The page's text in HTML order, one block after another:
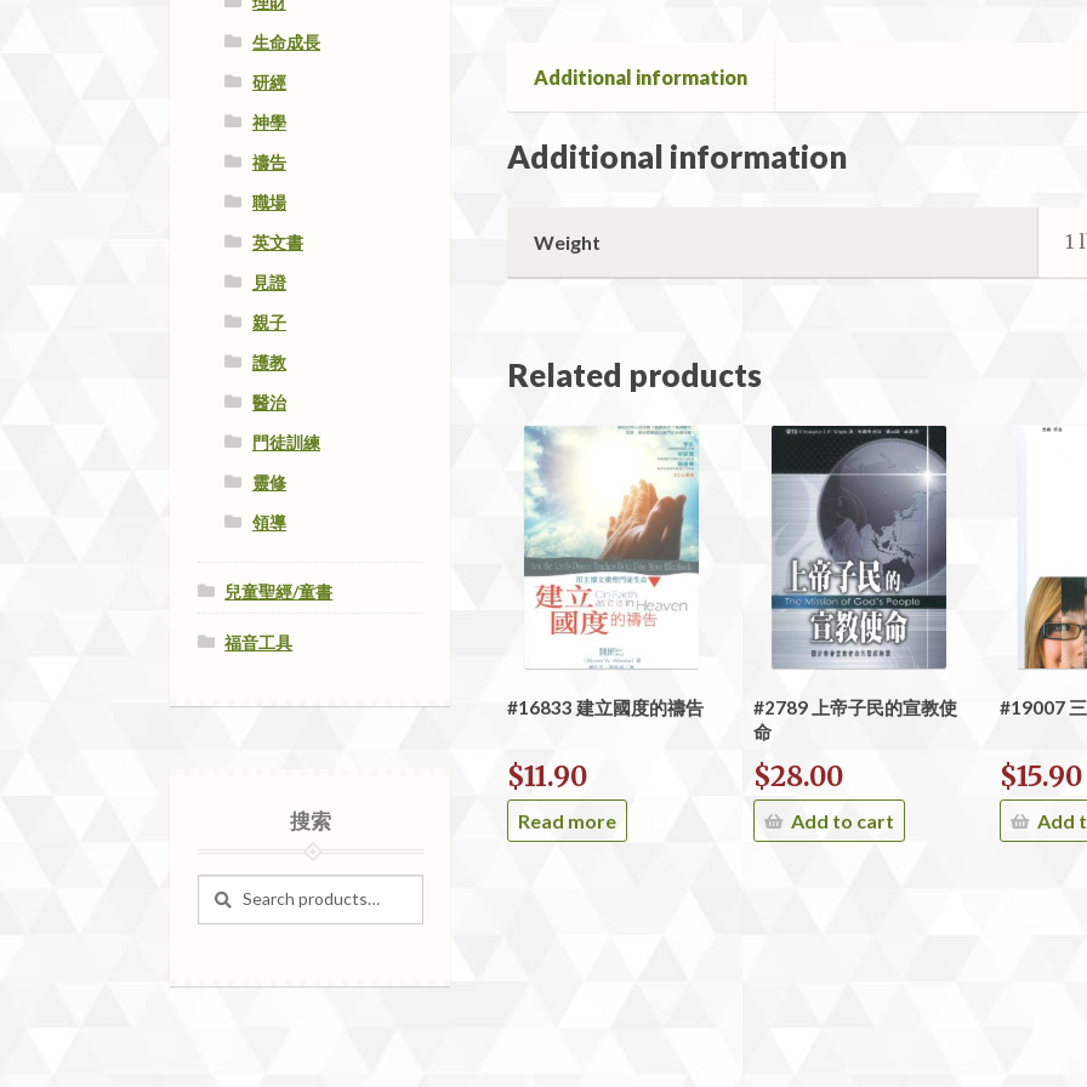
Additional information
Additional information
Weight 1
Related products
#16833 建立國度的禱告
$11.90
Read more
#2789 上帝子民的宣教使
命
$28.00
Add to cart
#19007
$15.90
Add
生命成長
研經
神學
禱告
職場
英文書
見證
親子
護教
醫治
門徒訓練
靈修
領導
兒童聖經/童書
福音工具
搜索